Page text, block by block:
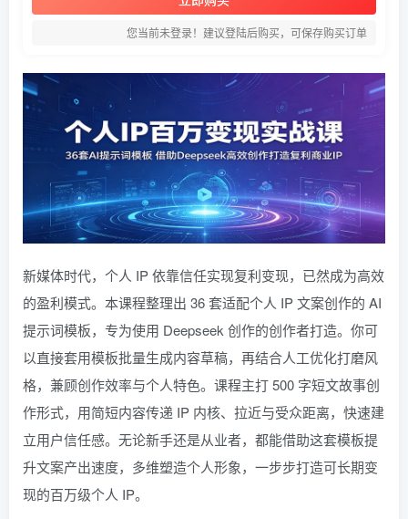
您当前未登录！建议登陆后购买，可保存购买订单
新媒体时代，个人 IP 依靠信任实现复利变现，已然成为高效
的盈利模式。本课程整理出 36 套适配个人 IP 文案创作的 AI
提示词模板，专为使用 Deepseek 创作的创作者打造。你可
以直接套用模板批量生成内容草稿，再结合人工优化打磨风
格，兼顾创作效率与个人特色。课程主打 500 字短文故事创
作形式，用简短内容传递 IP 内核、拉近与受众距离，快速建
立用户信任感。无论新手还是从业者，都能借助这套模板提
升文案产出速度，多维塑造个人形象，一步步打造可长期变
现的百万级个人 IP。